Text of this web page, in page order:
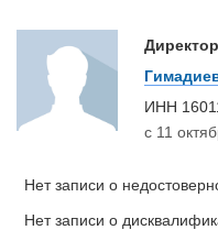
Директор
ИНН
с 11
Нет записи о
Нет записи о